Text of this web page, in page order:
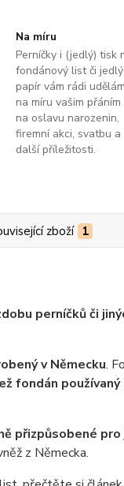
Na míru
Perníčky i (jedlý) tisk
fondánový list či jedlý
papír vám rádi
na míru vašim přáním
na oslavu narozenin,
firemní akci, svatbu a
další příležitosti.
zboží 1
perníčků či
v Německu.
fondán
přizpůsobené
z Německa.